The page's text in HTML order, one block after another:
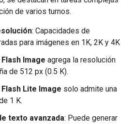
de varios turnos.
: Capacidades de
para imágenes en 1K, 2K y 4K
Image agrega la resolución
de 512 px (0.5 K).
Flash Lite Image solo admite una
1 K.
texto avanzada: Puede generar